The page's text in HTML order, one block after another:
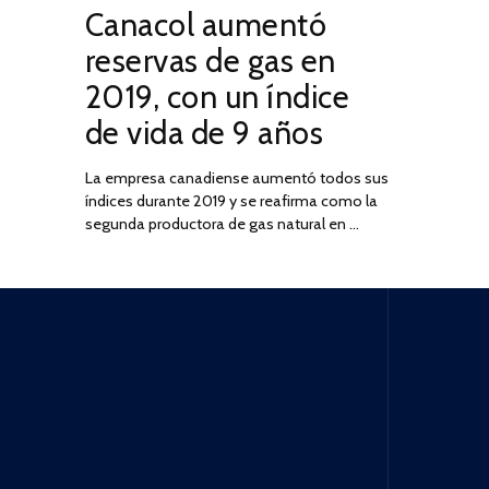
ON
2025
Canacol aumentó
reservas de gas en
2019, con un índice
de vida de 9 años
La empresa canadiense aumentó todos sus
índices durante 2019 y se reafirma como la
segunda productora de gas natural en …